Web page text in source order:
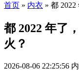
首页 » 内衣 » 都
都 2022 年了
火？
2026-08-06 22:25:56